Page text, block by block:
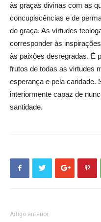
às graças divinas com as
concupiscências e de
de graça. As virtudes
corresponder às
às paixões desregradas. É
frutos de todas as virtudes
esperança e pela caridade.
interiormente capaz de
santidade.
Artigo anterior